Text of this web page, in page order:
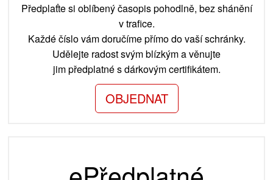
Předplaťte si oblíbený časopis pohodlně, bez shánění
v trafice.
Každé číslo vám doručíme přímo do vaší schránky.
Udělejte radost svým blízkým a věnujte
jim předplatné s dárkovým certifikátem.
OBJEDNAT